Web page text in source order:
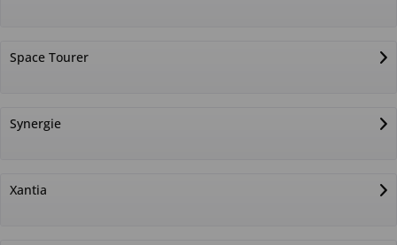
Space Tourer
Synergie
Xantia